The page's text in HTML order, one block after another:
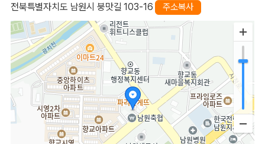
전북특별자치도 남원시 붕맛길 103-16 주소복사